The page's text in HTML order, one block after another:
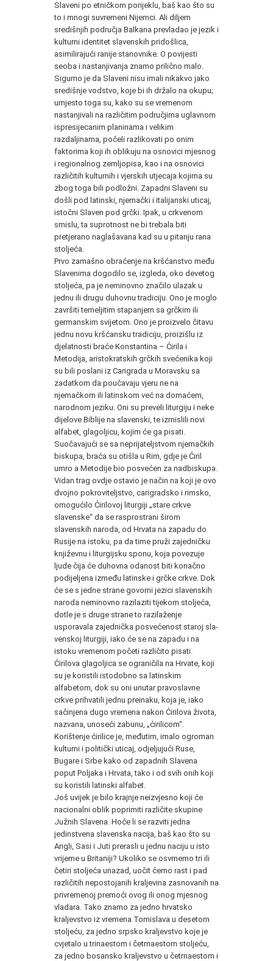
Sla­veni po etničkom porijeklu, baš kao što su
to i mnogi suvremeni Nijemci. Ali diljem
središnjih područja Balkana prevladao je je­zik i
kulturni identitet slavenskih pridošlica,
asimilirajući ranije stanovnike. O povijesti
seoba i nastanjivanja znamo prilično ma­lo.
Sigurno je da Slaveni nisu imali nikakvo jako
središnje vodstvo, koje bi ih držalo na okupu;
umjesto toga su, kako su se vre­menom
nastanjivali na različitim područjima uglavnom
ispresije­canim planinama i velikim
razdaljinama, počeli razlikovati po onim
faktorima koji ih oblikuju na osnovici mjesnog
i regional­nog zemljopisa, kao i na osnovici
različitih kulturnih i vjerskih utjecaja kojima su
zbog toga bili podložni. Zapadni Slaveni su
došli pod latinski, njemački i italijanski uticaj,
istočni Slaven pod grčki. Ipak, u crkvenom
smislu, ta suprotnost ne bi trebala bi­ti
pretjerano naglašavana kad su u pitanju rana
stoljeća.
Prvo zamašno obraćenje na kršćanstvo među
Slavenima do­godilo se, izgleda, oko devetog
stoljeća, pa je neminovno znači­lo ulazak u
jednu ili drugu duhovnu tradiciju. Ono je moglo
zavr­šiti temeljitim stapanjem sa grčkim ili
germanskim svijetom. Ono je proizvelo čitavu
jednu novu kršćansku tradiciju, proizišlu iz
djelatnosti braće Konstantina – Ćirila i
Metodija, aristokratskih grčkih svećenika koji
su bili poslani iz Carigrada u Moravsku sa
zadatkom da poučavaju vjeru ne na
njemačkom ili latinskom već na domaćem,
narodnom jeziku. Oni su preveli liturgiju i neke
di­jelove Biblije na slavenski, te izmislili novi
alfabet, glagoljicu, kojim će ga pisati.
Suočavajući se sa neprijateljstvom njemačkih
biskupa, braća su otišla u Rim, gdje je Ćiril
umro a Metodije bio posvećen za nadbiskupa.
Vidan trag ovdje ostavio je način na koji je ovo
dvojno pok­roviteljstvo, carigradsko i rimsko,
omogućilo Ćirilovoj liturgiji „stare crkve
slavenske“ da se rasprostrani širom
slavenskih naro­da, od Hrvata na zapadu do
Rusije na istoku, pa da time pruži za­jedničku
književnu i liturgijsku sponu, koja povezuje
ljude čija će duhovna odanost biti konačno
podijeljena između latinske i grč­ke crkve. Dok
će se s jedne strane govorni jezici slavenskih
na­roda neminovno razilaziti tijekom stoljeća,
dotle je s druge stra­ne to razilaženje
usporavala zajednička posvećenost staroj sla­
venskoj liturgiji, iako će se na zapadu i na
istoku vremenom po­četi različito pisati.
Ćirilova glagoljica se ograničila na Hrvate, koji
su je koristili istodobno sa latinskim
alfabetom, dok su oni unutar pravoslavne
crkve prihvatili jednu preinaku, koja je, iako
sačinjena dugo vremena nakon Ćirilova života,
nazvana, unoseći zabunu, „ćirilicom“.
Korištenje ćirilice je, međutim, imalo ogro­man
kulturni i politički uticaj, odjeljujući Ruse,
Bugare i Srbe ka­ko od zapadnih Slavena
poput Poljaka i Hrvata, tako i od svih onih koji
su koristili latinski alfabet.
Još uvijek je bilo krajnje neizvjesno koji će
nacionalni oblik poprimiti različite skupine
Južnih Slavena. Hoće li se razviti jed­na
jedinstvena slavenska nacija, baš kao što su
Angli, Sasi i Juti prerasli u jednu naciju u isto
vrijeme u Britaniji? Ukoliko se os­vrnemo tri ili
četiri stoljeća unazad, uočit ćemo rast i pad
različi­tih nepostojanih kraljevina zasnovanih na
privremenoj premoći ovog ili onog mjesnog
vladara. Tako znamo za jedno hrvatsko
kraljevstvo iz vremena Tomislava u desetom
stoljeću, za jedno srpsko kraljevstvo koje je
cvjetalo u trinaestom i četrnaestom sto­ljeću,
za jedno bosansko kraljevstvo u četrnaestom i